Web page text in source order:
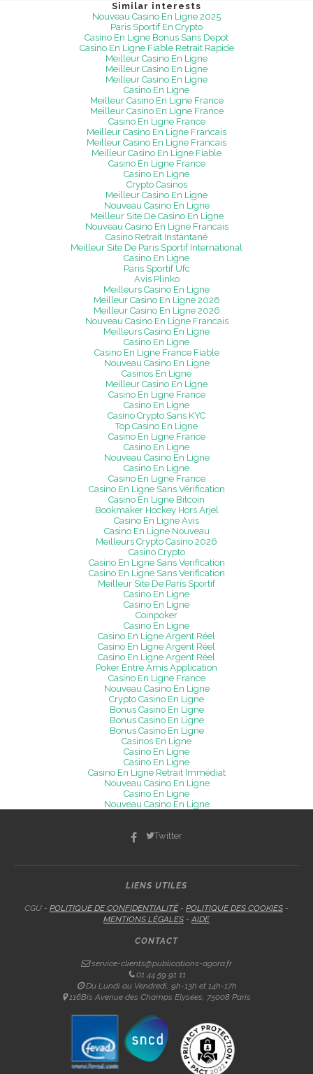
Similar interests
Nouveau Casino En Ligne 2025
Paris Sportif En Crypto
Casino En Ligne Bonus Sans Depot
Casino En Ligne Fiable Retrait Rapide
Meilleur Casino En Ligne
Meilleur Casino En Ligne
Meilleur Casino En Ligne
Casino En Ligne
Meilleur Casino En Ligne France
Meilleur Casino En Ligne France
Casino En Ligne France
Meilleur Casino En Ligne Francais
Meilleur Casino En Ligne Francais
Meilleur Casino En Ligne Fiable
Casino En Ligne France
Casino En Ligne
Crypto Casinos
Meilleur Casino En Ligne
Nouveau Casino En Ligne
Meilleur Site De Casino En Ligne
Nouveau Casino En Ligne Francais
Casino Retrait Instantané
Meilleur Site De Paris Sportif International
Casino En Ligne
Paris Sportif Ufc
Avis Plinko
Meilleurs Casino En Ligne
Meilleur Casino En Ligne 2026
Meilleur Casino En Ligne 2026
Nouveau Casino En Ligne Francais
Meilleurs Casino En Ligne
Casino En Ligne
Casino En Ligne France Fiable
Nouveau Casino En Ligne
Casinos En Ligne
Meilleur Casino En Ligne
Casino En Ligne France
Casino En Ligne
Casino Crypto Sans KYC
Top Casino En Ligne
Casino En Ligne France
Casino En Ligne
Nouveau Casino En Ligne
Casino En Ligne
Casino En Ligne France
Casino En Ligne Sans Vérification
Casino En Ligne Bitcoin
Bookmaker Hockey Hors Arjel
Casino En Ligne Avis
Casino En Ligne Nouveau
Meilleurs Crypto Casino 2026
Casino Crypto
Casino En Ligne Sans Verification
Casino En Ligne Sans Verification
Meilleur Site De Paris Sportif
Casino En Ligne
Casino En Ligne
Coinpoker
Casino En Ligne
Casino En Ligne Argent Réel
Casino En Ligne Argent Réel
Casino En Ligne Argent Réel
Poker Entre Amis Application
Casino En Ligne France
Nouveau Casino En Ligne
Crypto Casino En Ligne
Bonus Casino En Ligne
Bonus Casino En Ligne
Bonus Casino En Ligne
Casinos En Ligne
Casino En Ligne
Casino En Ligne
Casino En Ligne Retrait Immédiat
Nouveau Casino En Ligne
Casino En Ligne
Nouveau Casino En Ligne
Twitter
LIENS UTILES
CGU - POLITIQUE DE CONFIDENTIALITÉ- POLITIQUE DES COOKIES -
MENTIONS LÉGALES -AIDE
CONTACT
service-clients@publications-agora.fr
01 44 59 91 11
Du Lundi au Vendredi, 9h-13h et 14h-17h
116Bis Avenue des Champs Elysées, 75008 Paris